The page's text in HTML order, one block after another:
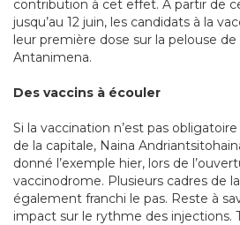
contribution à cet effet. A partir de
jusqu’au 12 juin, les candidats à la
leur première dose sur la pelouse de
Antanimena.
Des vaccins à écouler
Si la vaccination n’est pas
de la capitale, Naina
donné l’exemple hier, lors de
vaccinodrome. Plusieurs cadres de
également franchi le pas. Reste à
impact sur le rythme des injections.